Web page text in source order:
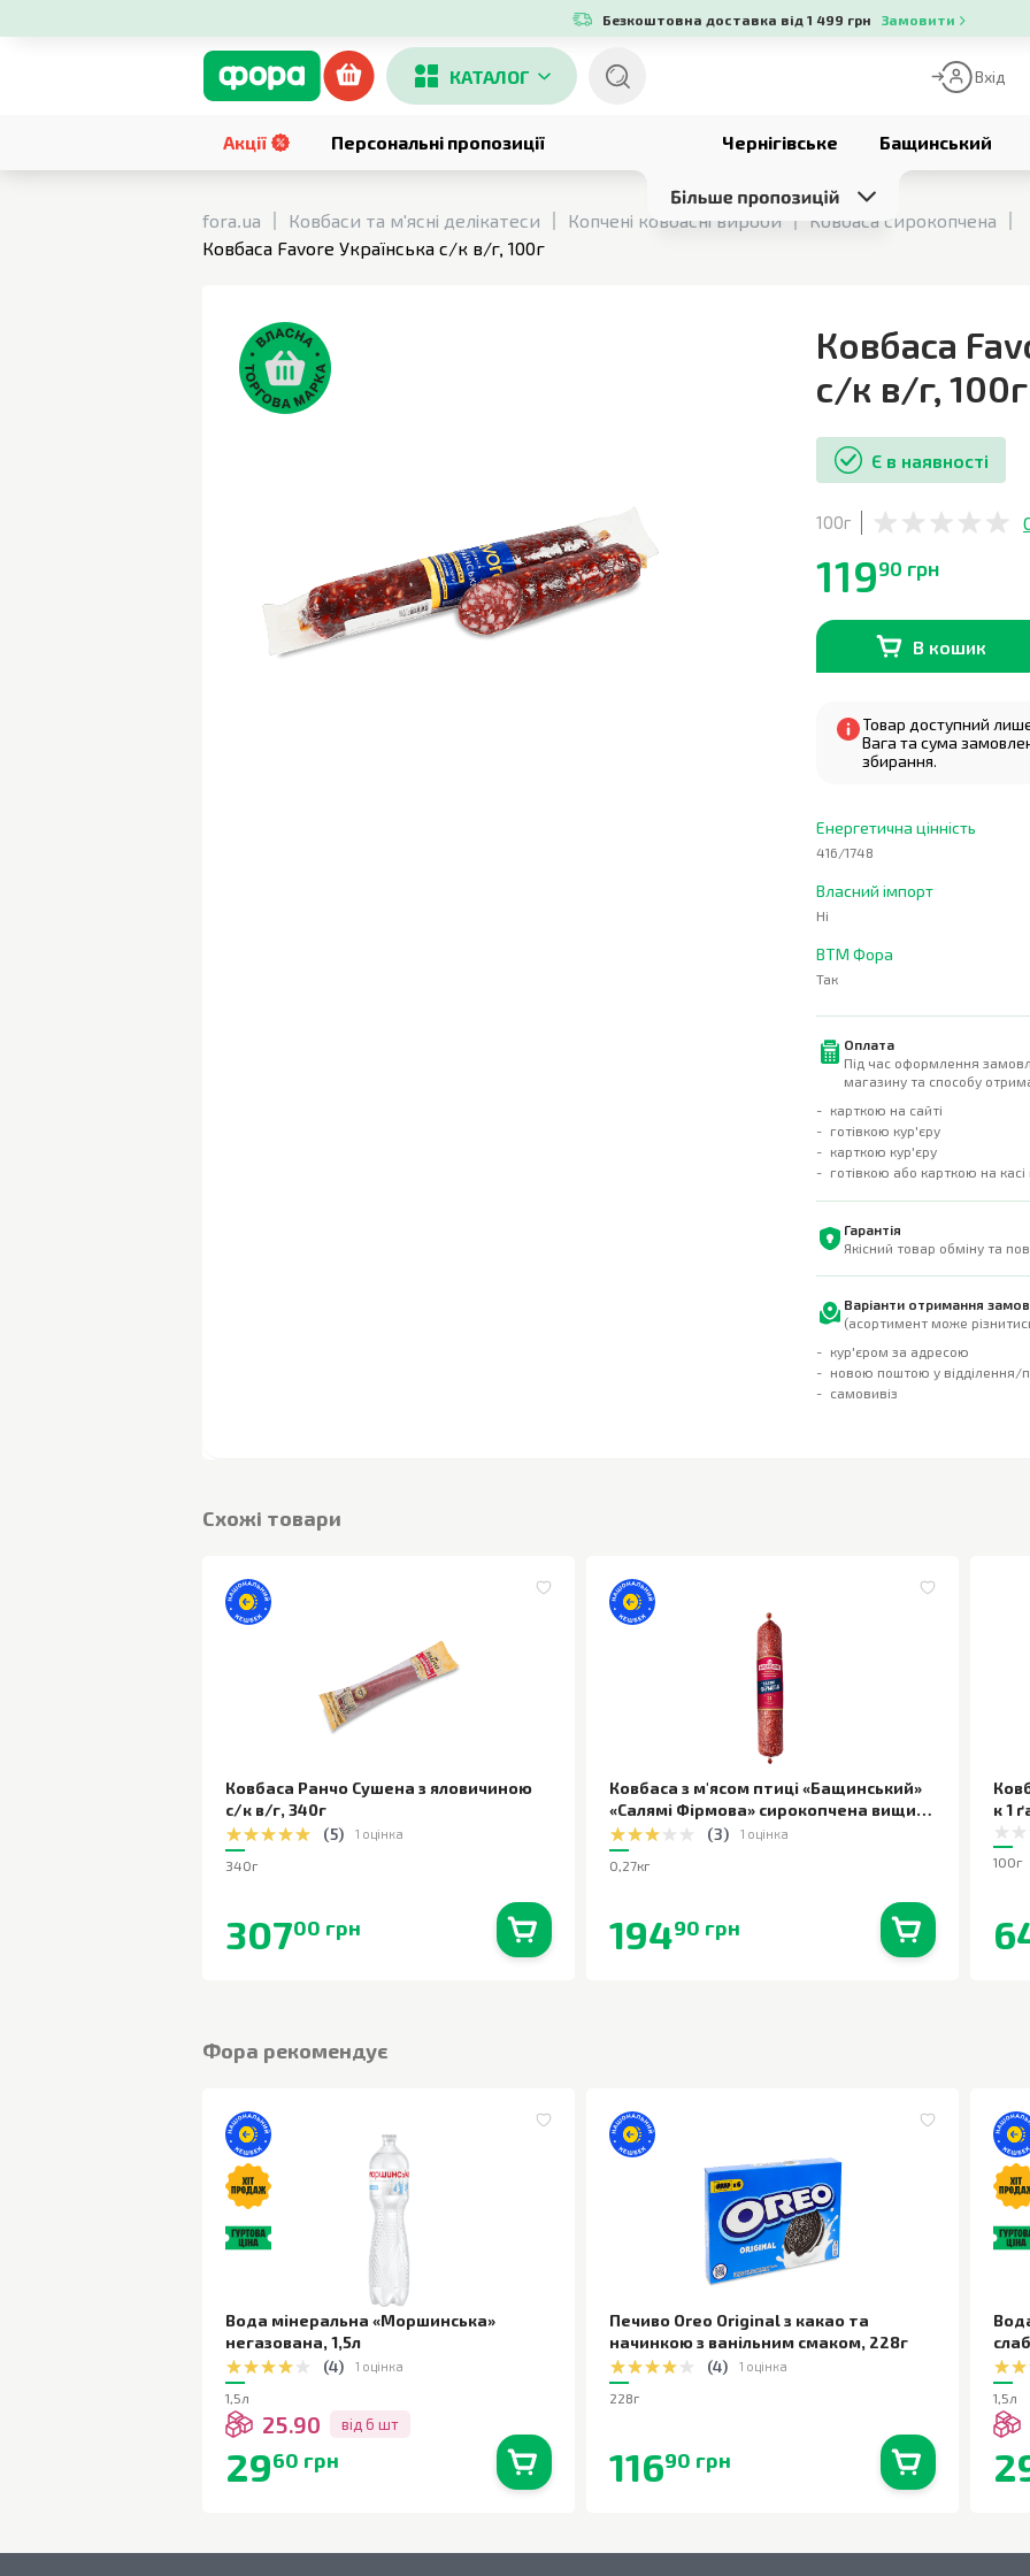
Безкоштовна доставка від 1 499 грн Замовити
КАТАЛОГ Вхід
Акції Персональні пропозиції Чернігівське Бащинський
fora.ua
Ковбаси та м'ясні делікатеси Копчені ковбасні вироби
Ковбаса сирокопчена
Ковбаса Favore Українська с/к в/г, 100г
Ковбаса
с/к в/г, 100г
Є в наявності
100г
11990 грн
В кошик
Товар доступний
Вага та сума
збирання.
Енергетична цінність
416/1748
Власний імпорт
Ні
ВТМ Фора
Так
Оплата
Під час оформлення
магазину та способу
карткою на сайті
готівкою кур'єру
карткою кур'єру
готівкою або карткою на
Гарантія
Якісний товар обміну та
Варіанти отримання
(асортимент може
кур'єром за адресою
новою поштою у відділення/
самовивіз
Cхожі товари
Ковбаса Ранчо Сушена з яловичиною
с/к в/г, 340г
(5) 1 оцінка
340г
30700 грн
Ковбаса з м'ясом птиці «Бащинський»
«Салямі Фірмова» сирокопчена вищий
сорт,0,27кг (3) 1 оцінка
0,27кг
19490 грн
к 1
100г
Фора рекомендує
Вода мінеральна «Моршинська»
негазована, 1,5л
(4) 1 оцінка
1,5л
25.90 від 6 шт
2960 грн
Печиво Oreo Original з какао та
начинкою з ванільним смаком, 228г
(4) 1 оцінка
228г
11690 грн
1,5л